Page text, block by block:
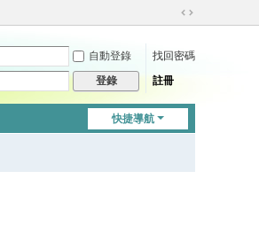
切
到
自動登錄
找回密碼
登錄 註冊
快捷導航